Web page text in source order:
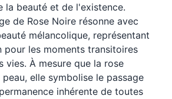
la beauté et de l'existence.
de Rose Noire résonne avec
mélancolique, représentant
pour les moments transitoires
vies. À mesure que la rose
elle symbolise le passage
inhérente de toutes